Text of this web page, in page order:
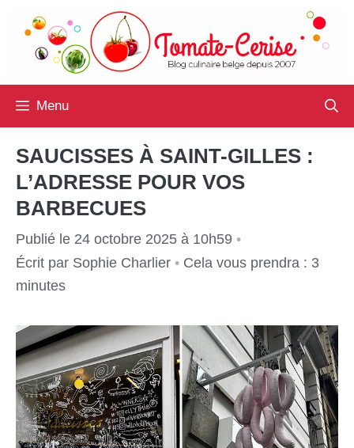
contenu
Menu
SAUCISSES À SAINT-GILLES :
L’ADRESSE POUR VOS
BARBECUES
Publié le 24 octobre 2025 à 10h59 •
Écrit par Sophie Charlier • Cela vous prendra : 3
minutes